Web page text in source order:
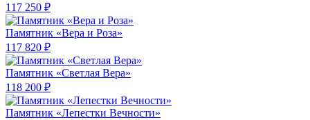
117 250 ₽
Памятник «Вера и Роза»
117 820 ₽
Памятник «Светлая Вера»
118 200 ₽
Памятник «Лепестки Вечности»